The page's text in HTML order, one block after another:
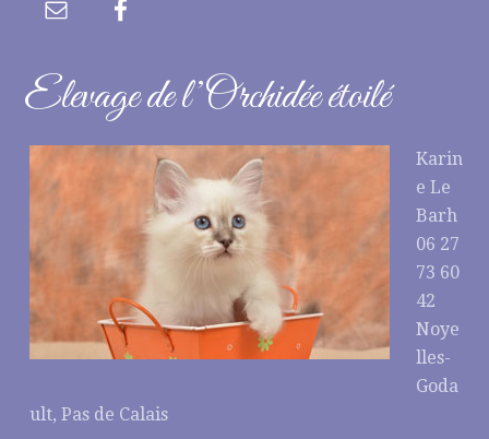
Elevage de l’Orchidée étoilé
Karin
e Le
Barh
06 27
73 60
42
Noye
lles-
Goda
ult, Pas de Calais